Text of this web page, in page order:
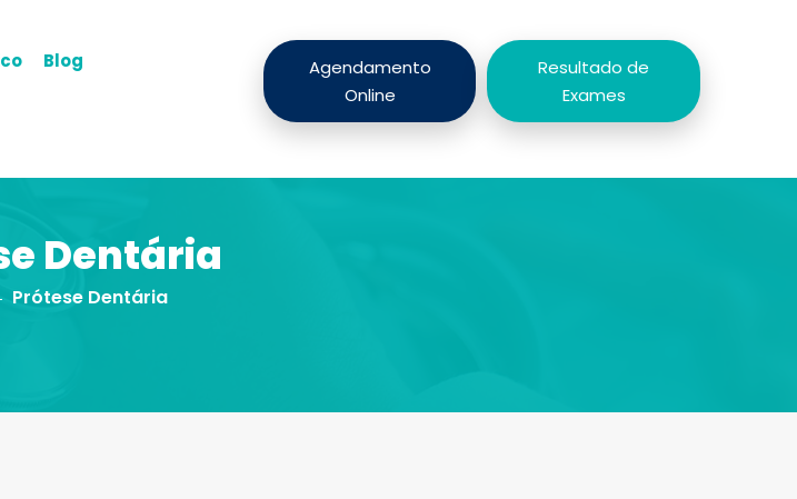
Blog
Agendamento
Online
Resultado de
Exames
Dentária
Prótese Dentária